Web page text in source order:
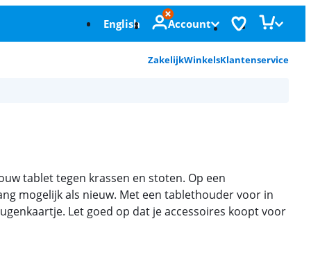
English Account
ZakelijkWinkelsKlantenservice
tablet tegen krassen en stoten. Op een
mogelijk als nieuw. Met een tablethouder voor in
Let goed op dat je accessoires koopt voor